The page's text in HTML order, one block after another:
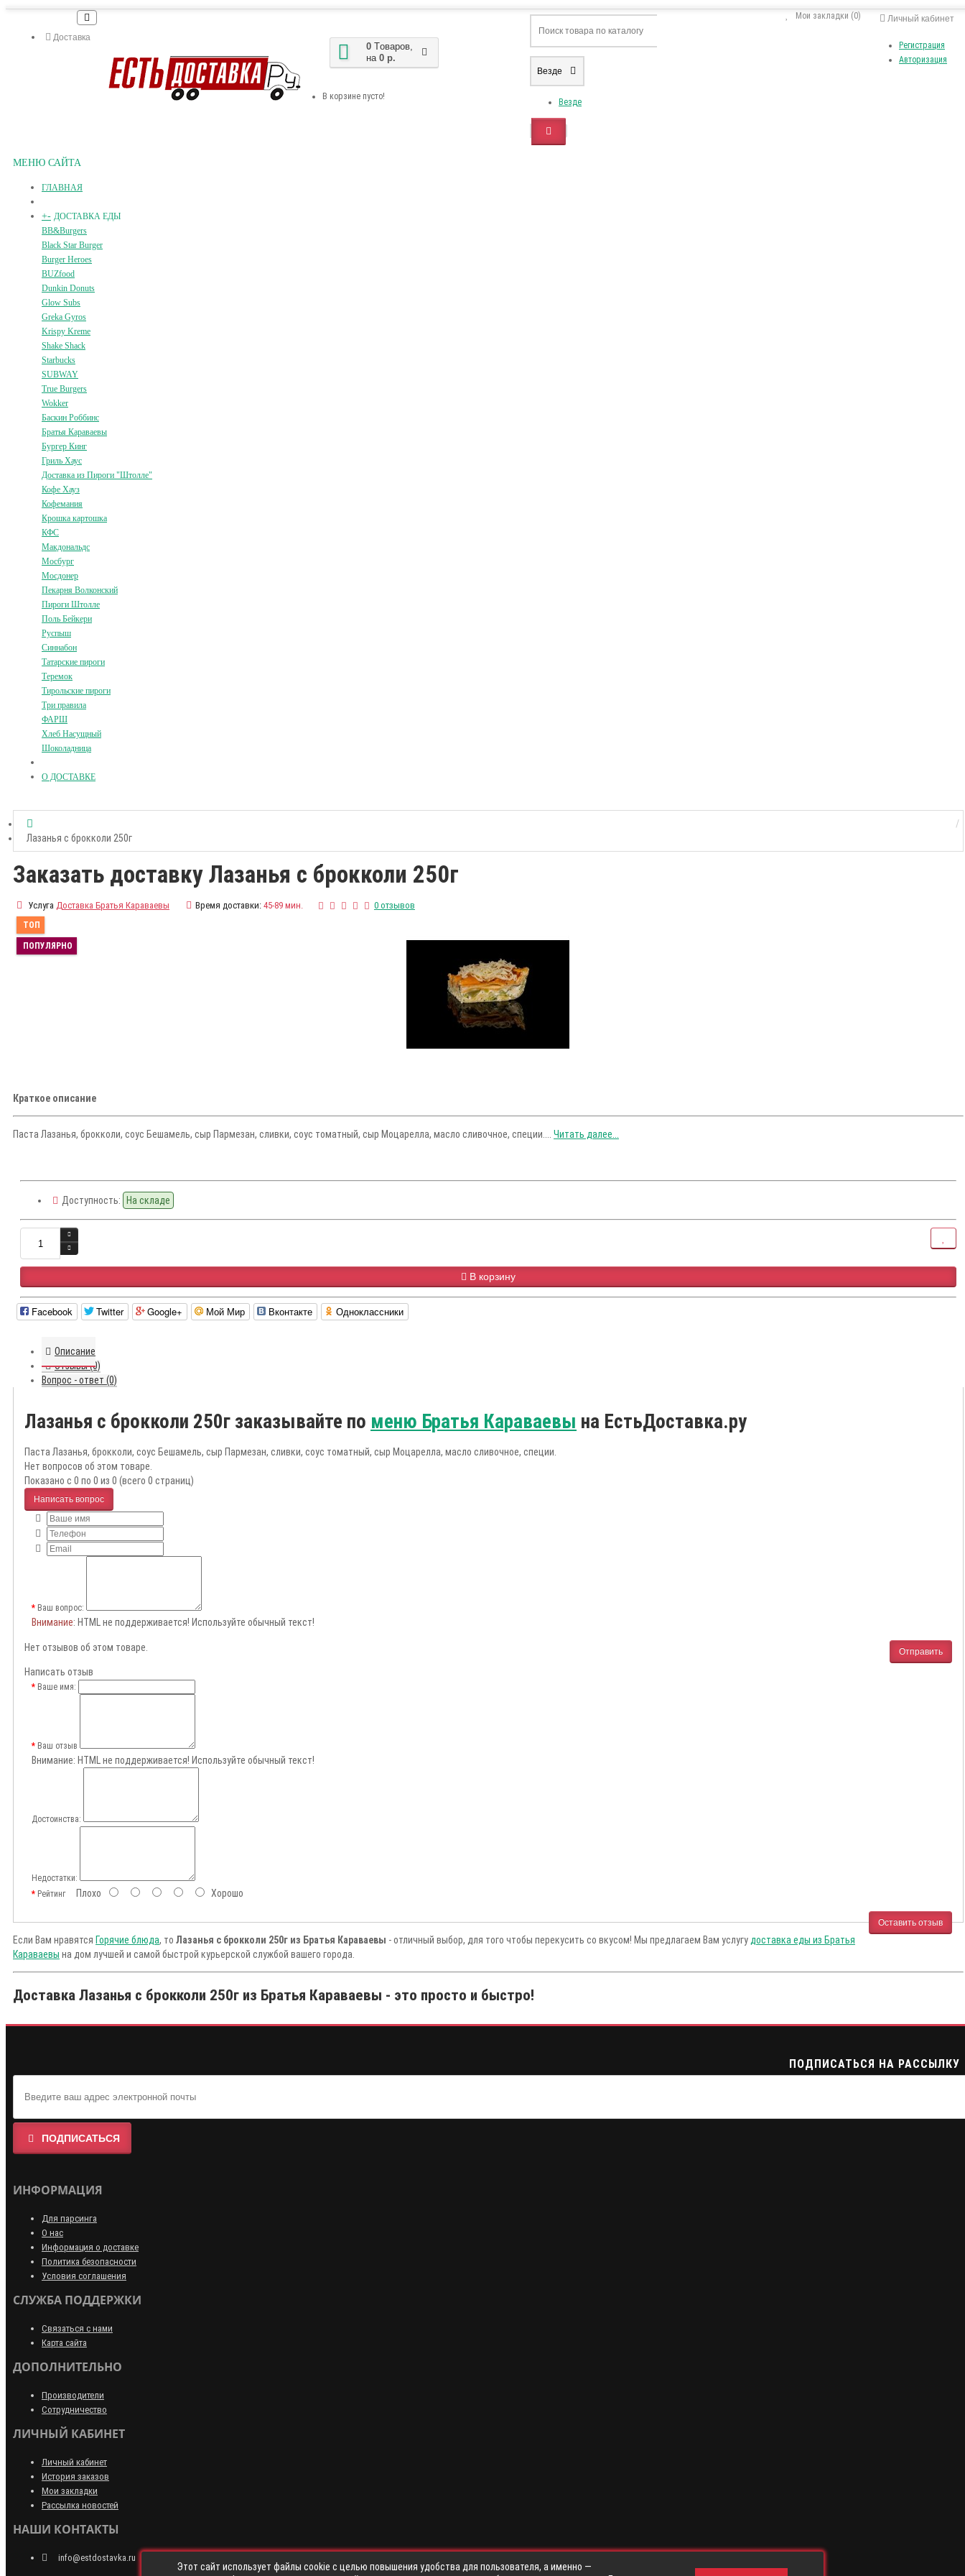
Доставка
Личный кабинет
Регистрация
Авторизация
Мои закладки (0)
0 Tоваров,
на 0 р.
В корзине пусто!
Везде
Везде
МЕНЮ САЙТА
ГЛАВНАЯ
+- ДОСТАВКА ЕДЫ
BB&Burgers
Black Star Burger
Burger Heroes
BUZfood
Dunkin Donuts
Glow Subs
Greka Gyros
Krispy Kreme
Shake Shack
Starbucks
SUBWAY
True Burgers
Wokker
Баскин Роббинс
Братья Караваевы
Бургер Кинг
Гриль Хаус
Доставка из Пироги "Штолле"
Кофе Хауз
Кофемания
Крошка картошка
КФС
Макдональдс
Мосбург
Мосдонер
Пекарня Волконский
Пироги Штолле
Поль Бейкери
Руспыш
Синнабон
Татарские пироги
Теремок
Тирольские пироги
Три правила
ФАРШ
Хлеб Насущный
Шоколадница
О ДОСТАВКЕ
Лазанья с брокколи 250г
Заказать доставку Лазанья с брокколи 250г
Услуга Доставка Братья Караваевы Время доставки: 45-89 мин. 0 отзывов
ТОП
ПОПУЛЯРНО
Краткое описание
Паста Лазанья, брокколи, соус Бешамель, сыр Пармезан, сливки, соус томатный, сыр Моцарелла, масло сливочное, специи.... Читать далее...
Доступность: На складе
В корзину
Facebook Twitter Google+ Мой Мир Вконтакте Одноклассники
Описание
Отзывы (0)
Вопрос - ответ (0)
Лазанья с брокколи 250г заказывайте по меню Братья Караваевы на ЕстьДоставка.ру
Паста Лазанья, брокколи, соус Бешамель, сыр Пармезан, сливки, соус томатный, сыр Моцарелла, масло сливочное, специи.
Нет вопросов об этом товаре.
Показано с 0 по 0 из 0 (всего 0 страниц)
Написать вопрос
Ваш вопрос:
Внимание: HTML не поддерживается! Используйте обычный текст!
Отправить
Нет отзывов об этом товаре.
Написать отзыв
Ваше имя:
Ваш отзыв
Внимание: HTML не поддерживается! Используйте обычный текст!
Достоинства:
Недостатки:
РейтингПлохо Хорошо
Оставить отзыв
Если Вам нравятся Горячие блюда, то Лазанья с брокколи 250г из Братья Караваевы - отличный выбор, для того чтобы перекусить со вкусом! Мы предлагаем Вам услугу доставка еды из Братья
Караваевы на дом лучшей и самой быстрой курьерской службой вашего города.
Доставка Лазанья с брокколи 250г из Братья Караваевы - это просто и быстро!
ПОДПИСАТЬСЯ НА РАССЫЛКУ
ПОДПИСАТЬСЯ
ИНФОРМАЦИЯ
Для парсинга
О нас
Информация о доставке
Политика безопасности
Условия соглашения
СЛУЖБА ПОДДЕРЖКИ
Связаться с нами
Карта сайта
ДОПОЛНИТЕЛЬНО
Производители
Сотрудничество
ЛИЧНЫЙ КАБИНЕТ
Личный кабинет
История заказов
Мои закладки
Рассылка новостей
НАШИ КОНТАКТЫ
info@estdostavka.ru
Этот сайт использует файлы cookie с целью повышения удобства для пользователя, а именно —